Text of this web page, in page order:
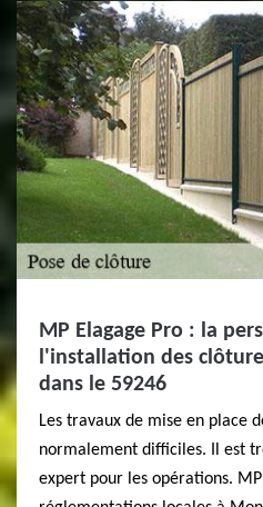
MP Elagage Pro : la
l'installation des
dans le 59246
Les travaux de mise en place
normalement difficiles. Il est
expert pour les opérations.